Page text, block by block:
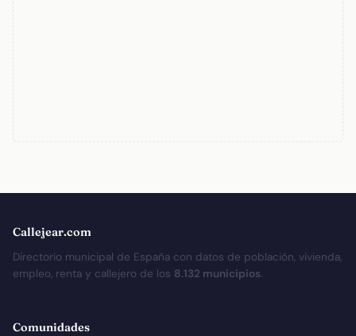
Callejear.com
Directorio municipal de España con datos de población, vivienda,
empleo, renta y callejero de los 8.132 municipios.
Comunidades